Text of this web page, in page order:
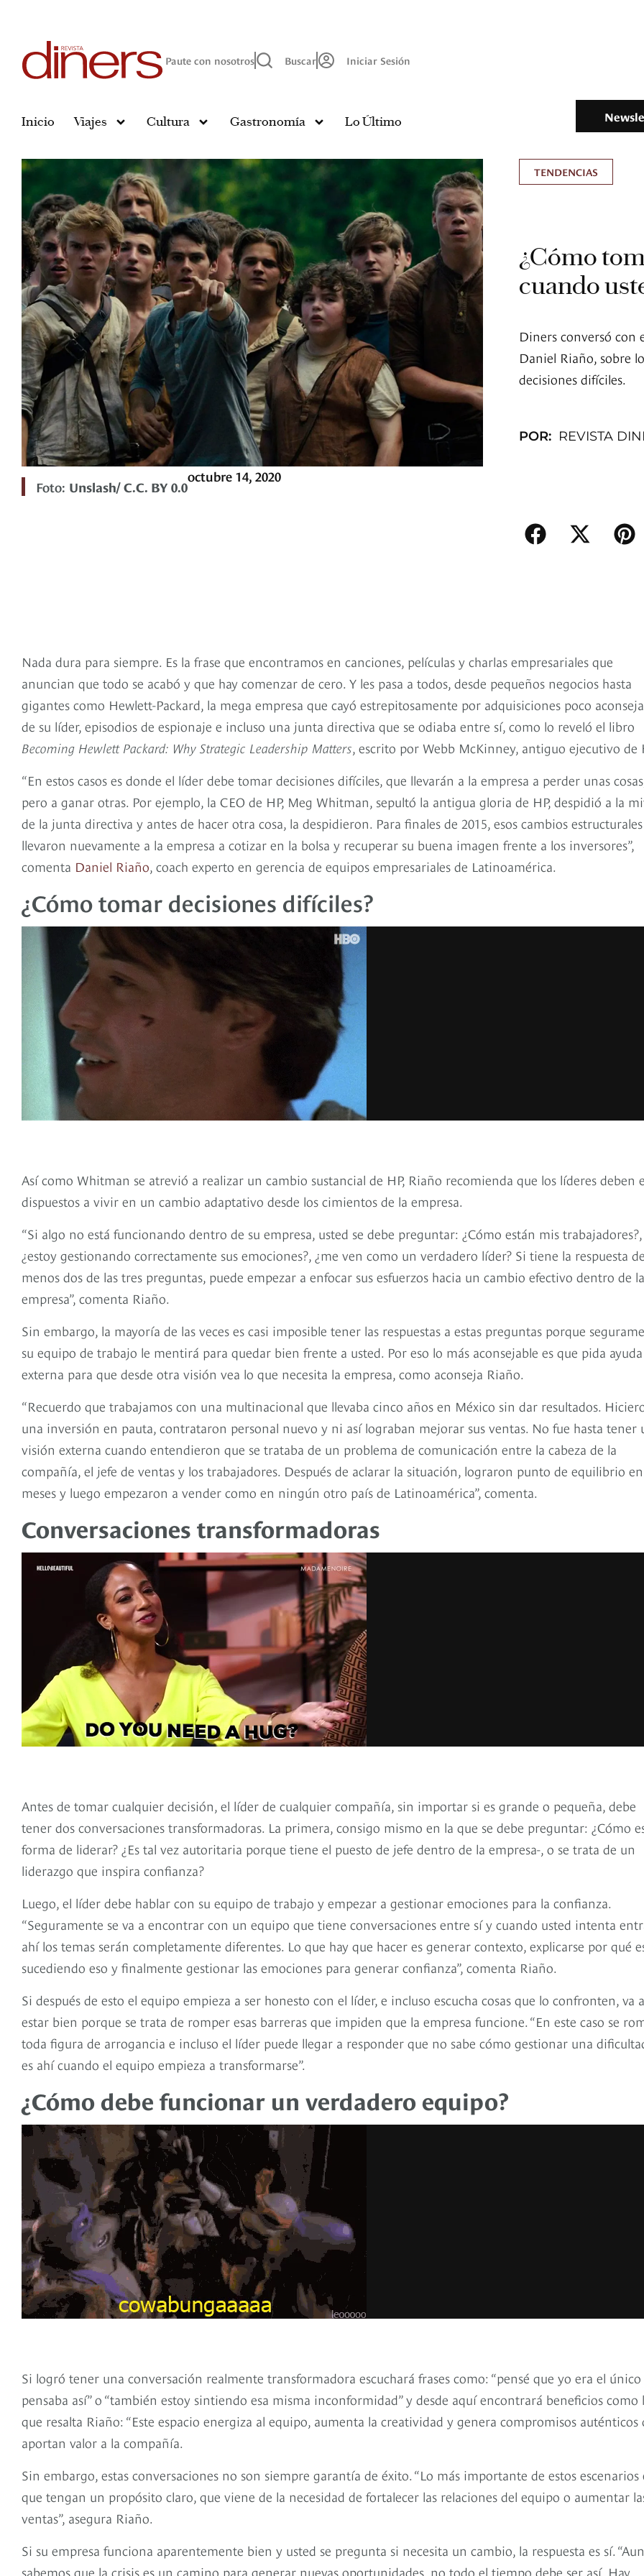
Paute con nosotros Buscar Iniciar Sesión
Inicio Viajes Cultura Gastronomía Lo Último
Foto: Unslash/ C.C. BY 0.0
octubre 14, 2020
TENDENCIAS
¿Cómo
cuando
Diners conversó con
Daniel Riaño, sobre
decisiones difíciles.
POR: REVISTA
Nada dura para siempre. Es la frase que encontramos en canciones, películas y charlas empresariales que
anuncian que todo se acabó y que hay comenzar de cero. Y les pasa a todos, desde pequeños negocios hasta
gigantes como Hewlett-Packard, la mega empresa que cayó estrepitosamente por adquisiciones poco
de su líder, episodios de espionaje e incluso una junta directiva que se odiaba entre sí, como lo reveló el libro
Becoming Hewlett Packard: Why Strategic Leadership Matters, escrito por Webb McKinney, antiguo ejecutivo de
“En estos casos es donde el líder debe tomar decisiones difíciles, que llevarán a la empresa a perder unas
pero a ganar otras. Por ejemplo, la CEO de HP, Meg Whitman, sepultó la antigua gloria de HP, despidió a la
de la junta directiva y antes de hacer otra cosa, la despidieron. Para finales de 2015, esos cambios estructurales
llevaron nuevamente a la empresa a cotizar en la bolsa y recuperar su buena imagen frente a los inversores”,
comenta Daniel Riaño, coach experto en gerencia de equipos empresariales de Latinoamérica.
¿Cómo tomar decisiones difíciles?
Así como Whitman se atrevió a realizar un cambio sustancial de HP, Riaño recomienda que los líderes deben
dispuestos a vivir en un cambio adaptativo desde los cimientos de la empresa.
“Si algo no está funcionando dentro de su empresa, usted se debe preguntar: ¿Cómo están mis trabajadores?,
¿estoy gestionando correctamente sus emociones?, ¿me ven como un verdadero líder? Si tiene la respuesta
menos dos de las tres preguntas, puede empezar a enfocar sus esfuerzos hacia un cambio efectivo dentro de la
empresa”, comenta Riaño.
Sin embargo, la mayoría de las veces es casi imposible tener las respuestas a estas preguntas porque
su equipo de trabajo le mentirá para quedar bien frente a usted. Por eso lo más aconsejable es que pida ayuda
externa para que desde otra visión vea lo que necesita la empresa, como aconseja Riaño.
“Recuerdo que trabajamos con una multinacional que llevaba cinco años en México sin dar resultados.
una inversión en pauta, contrataron personal nuevo y ni así lograban mejorar sus ventas. No fue hasta tener
visión externa cuando entendieron que se trataba de un problema de comunicación entre la cabeza de la
compañía, el jefe de ventas y los trabajadores. Después de aclarar la situación, lograron punto de equilibrio
meses y luego empezaron a vender como en ningún otro país de Latinoamérica”, comenta.
Conversaciones transformadoras
Antes de tomar cualquier decisión, el líder de cualquier compañía, sin importar si es grande o pequeña, debe
tener dos conversaciones transformadoras. La primera, consigo mismo en la que se debe preguntar: ¿Cómo
forma de liderar? ¿Es tal vez autoritaria porque tiene el puesto de jefe dentro de la empresa-, o se trata de un
liderazgo que inspira confianza?
Luego, el líder debe hablar con su equipo de trabajo y empezar a gestionar emociones para la confianza.
“Seguramente se va a encontrar con un equipo que tiene conversaciones entre sí y cuando usted intenta
ahí los temas serán completamente diferentes. Lo que hay que hacer es generar contexto, explicarse por qué
sucediendo eso y finalmente gestionar las emociones para generar confianza”, comenta Riaño.
Si después de esto el equipo empieza a ser honesto con el líder, e incluso escucha cosas que lo confronten, va a
estar bien porque se trata de romper esas barreras que impiden que la empresa funcione. “En este caso se
toda figura de arrogancia e incluso el líder puede llegar a responder que no sabe cómo gestionar una
es ahí cuando el equipo empieza a transformarse”.
¿Cómo debe funcionar un verdadero equipo?
Si logró tener una conversación realmente transformadora escuchará frases como: “pensé que yo era el único
pensaba así” o “también estoy sintiendo esa misma inconformidad” y desde aquí encontrará beneficios como
que resalta Riaño: “Este espacio energiza al equipo, aumenta la creatividad y genera compromisos auténticos
aportan valor a la compañía.
Sin embargo, estas conversaciones no son siempre garantía de éxito. “Lo más importante de estos escenarios
que tengan un propósito claro, que viene de la necesidad de fortalecer las relaciones del equipo o aumentar
ventas”, asegura Riaño.
Si su empresa funciona aparentemente bien y usted se pregunta si necesita un cambio, la respuesta es sí.
sabemos que la crisis es un camino para generar nuevas oportunidades, no todo el tiempo debe ser así. Hay